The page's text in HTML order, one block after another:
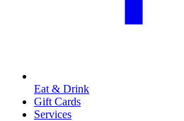
Eat & Drink
Gift Cards
Services